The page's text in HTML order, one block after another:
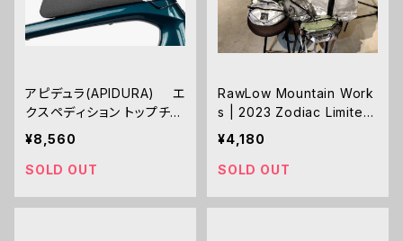
アピデュラ(APIDURA) エ
クスペディション トップチュ
ーブバッグ ボルトオン (1
¥8,560
SOLD OUT
RawLow Mountain Work
s | 2023 Zodiac Limited
Bunny Hendrix Caramel
Sack DCF
¥4,180
SOLD OUT